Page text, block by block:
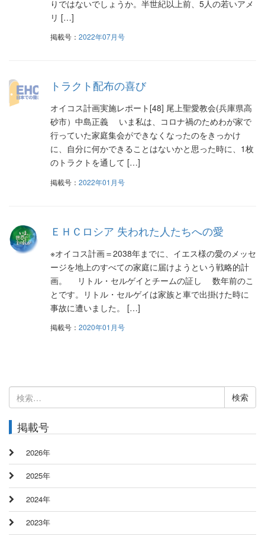
りではないでしょうか。半世紀以上前、5人の若いアメ
リ […]
掲載号： 2022年07月号
トラクト配布の喜び
オイコス計画実施レポート[48] 尾上聖愛教会(兵庫県高
砂市）中島正義 いま私は、コロナ禍のためわが家で
行っていた家庭集会ができなくなったのをきっかけ
に、自分に何かできることはないかと思った時に、1枚
のトラクトを通して […]
掲載号： 2022年01月号
ＥＨＣロシア 失われた人たちへの愛
※オイコス計画＝2038年までに、イエス様の愛のメッセ
ージを地上のすべての家庭に届けようという戦略的計
画。 リトル・セルゲイとチームの証し 数年前のこ
とです。リトル・セルゲイは家族と車で出掛けた時に
事故に遭いました。 […]
掲載号： 2020年01月号
索:
掲載号
2026年
2025年
2024年
2023年